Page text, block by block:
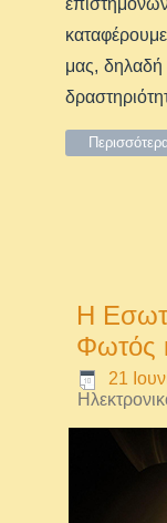
μας, δηλαδή
Η
Φωτός
21